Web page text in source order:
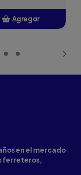
Agregar
en el mercado
ferreteros,